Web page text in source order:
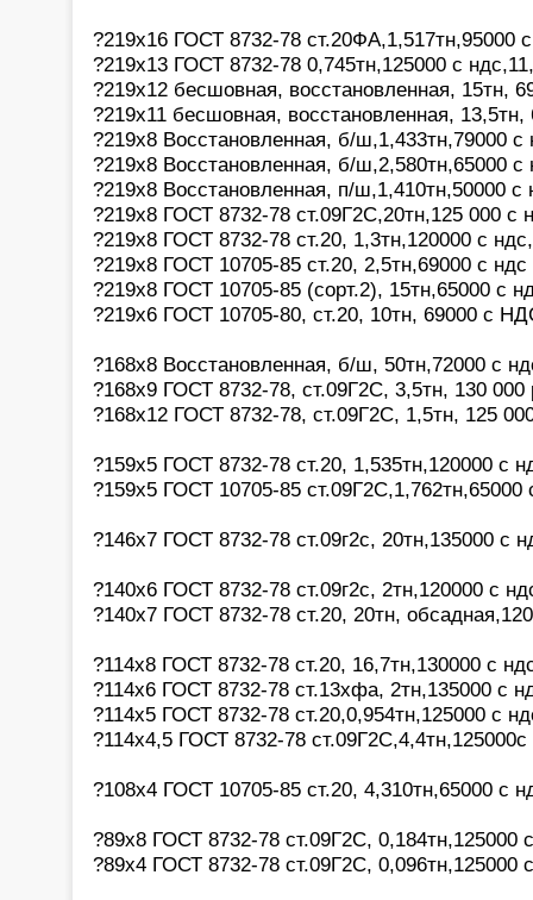
?219х16 ГОСТ 8732-78 ст.20ФА,1,517тн,95000
?219х13 ГОСТ 8732-78 0,745тн,125000 с
?219х12 бесшовная, восстановленная, 15тн,
?219х11 бесшовная, восстановленная,
?219х8 Восстановленная, б/ш,1,433тн,79000 с
?219х8 Восстановленная, б/ш,2,580тн,65000 с
?219х8 Восстановленная, п/ш,1,410тн,50000 с
?219х8 ГОСТ 8732-78 ст.09Г2С,20тн,125 000 с
?219х8 ГОСТ 8732-78 ст.20, 1,3тн,120000 с
?219х8 ГОСТ 10705-85 ст.20, 2,5тн,69000 с
?219х8 ГОСТ 10705-85 (сорт.2), 15тн,65000 с
?219х6 ГОСТ 10705-80, ст.20, 10тн, 69000 с
?168х8 Восстановленная, б/ш, 50тн,72000 с
?168х9 ГОСТ 8732-78, ст.09Г2С, 3,5тн, 130
?168х12 ГОСТ 8732-78, ст.09Г2С, 1,5тн, 125
?159х5 ГОСТ 8732-78 ст.20, 1,535тн,120000 с
?159х5 ГОСТ 10705-85 ст.09Г2С,1,762тн,65000
?146х7 ГОСТ 8732-78 ст.09г2с, 20тн,135000 с
?140х6 ГОСТ 8732-78 ст.09г2с, 2тн,120000 с
?140х7 ГОСТ 8732-78 ст.20, 20тн,
?114х8 ГОСТ 8732-78 ст.20, 16,7тн,130000 с
?114х6 ГОСТ 8732-78 ст.13хфа, 2тн,135000 с
?114х5 ГОСТ 8732-78 ст.20,0,954тн,125000 с
?114х4,5 ГОСТ 8732-78
?108х4 ГОСТ 10705-85 ст.20, 4,310тн,65000 с
?89х8 ГОСТ 8732-78 ст.09Г2С, 0,184тн,125000
?89х4 ГОСТ 8732-78 ст.09Г2С, 0,096тн,125000